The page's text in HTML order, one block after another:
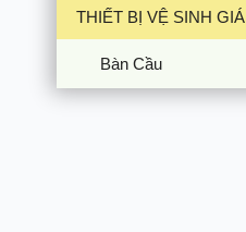
THIẾT BỊ VỆ SINH
Bàn Cầu